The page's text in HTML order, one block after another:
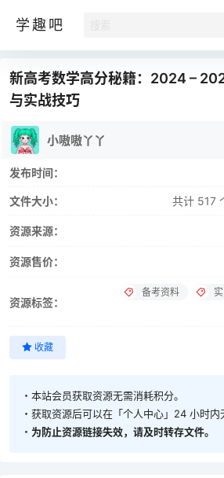
学趣吧
新高考数学高分秘籍：2024 –
与实战技巧
小嗷嗷丫丫
发布时间：
文件大小： 共计 517
资源来源：
资源售价：
资源标签：
备考资料
收藏
・本站会员获取资源无需消耗积分。
・获取资源后可以在「个人中心」24 小时内
・ 为防止资源链接失效，请及时转存文件。